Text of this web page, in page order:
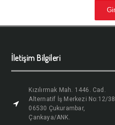
İletişim Bilgileri
Kızılırmak Mah. 1446. Cad.
Alternatif İş Merkezi No:12/38
06530 Çukurambar,
Çankaya/ANK.